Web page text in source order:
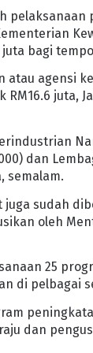
bagi
atau agensi
juta,
dan
semalam.
sudah
oleh
25
di pelbagai
dan